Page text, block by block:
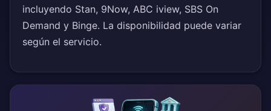
incluyendo Stan, 9Now, ABC iview, SBS On
Demand y Binge. La disponibilidad puede variar
según el servicio.